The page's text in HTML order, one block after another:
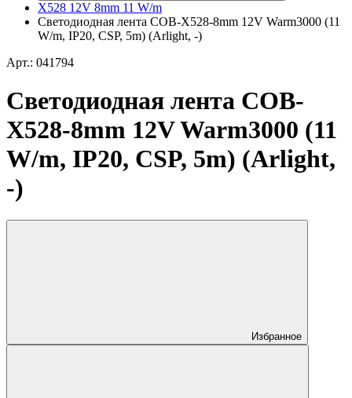
X528 12V 8mm 11 W/m
Светодиодная лента COB-X528-8mm 12V Warm3000 (11
W/m, IP20, CSP, 5m) (Arlight, -)
Арт.: 041794
Светодиодная лента COB-
X528-8mm 12V Warm3000 (11
W/m, IP20, CSP, 5m) (Arlight,
-)
Избранное